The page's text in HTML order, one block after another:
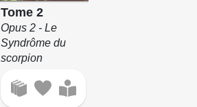
Tome 2
Opus 2 - Le
Syndrôme du
scorpion